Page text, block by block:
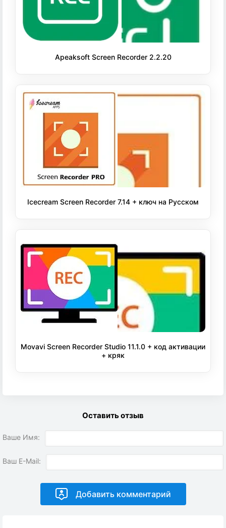
Apeaksoft Screen Recorder 2.2.20
Icecream Screen Recorder 7.14 + ключ на Русском
Movavi Screen Recorder Studio 11.1.0 + код активации
+ кряк
Оставить отзыв
Ваше Имя:
Ваш E-Mail: